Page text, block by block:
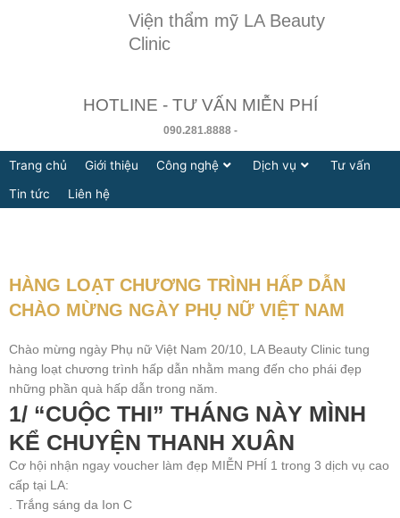
Viện thẩm mỹ LA Beauty
Clinic
090.281.8888 -
HOTLINE - TƯ VẤN MIỄN PHÍ
Trang chủ Giới thiệu Công nghệ Dịch vụ
Tư vấn
Tin tức
Liên hệ
HÀNG LOẠT CHƯƠNG TRÌNH HẤP DẪN
CHÀO MỪNG NGÀY PHỤ NỮ VIỆT NAM
Chào mừng ngày Phụ nữ Việt Nam 20/10, LA Beauty Clinic tung
hàng loạt chương trình hấp dẫn nhằm mang đến cho phái đẹp
những phần quà hấp dẫn trong năm.
1/ “CUỘC THI” THÁNG NÀY MÌNH
KỂ CHUYỆN THANH XUÂN
Cơ hội nhận ngay voucher làm đẹp MIỄN PHÍ 1 trong 3 dịch vụ cao
cấp tại LA:
. Trắng sáng da Ion C